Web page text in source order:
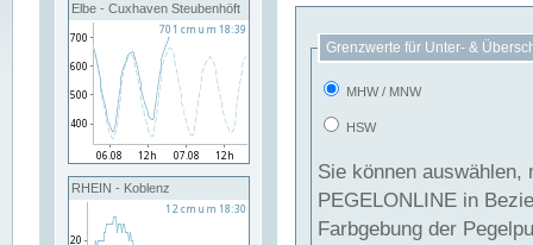
Elbe - Cuxhaven Steubenhöft
RHEIN - Koblenz
Grenzwerte für Unter- &
MHW / MNW
HSW
Sie können
PEGELONLINE in Beziehung
Farbgebung der